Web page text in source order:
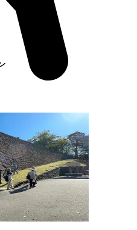
・展示会）
オーケストラ
）